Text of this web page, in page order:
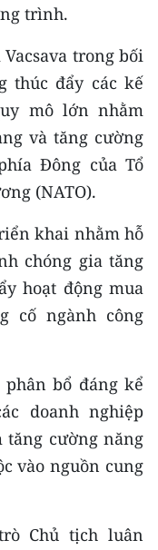
trình.
trong bối
thúc đẩy các kế
mô lớn nhằm
và tăng cường
Đông của Tổ
(NATO).
khai nhằm hỗ
chóng gia tăng
hoạt động mua
cố ngành công
bổ đáng kể
doanh nghiệp
tăng cường năng
vào nguồn cung
Chủ tịch luân